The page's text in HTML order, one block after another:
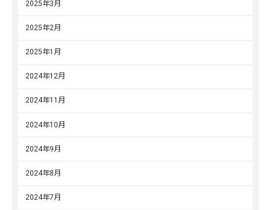
2025年3月
2025年2月
2025年1月
2024年12月
2024年11月
2024年10月
2024年9月
2024年8月
2024年7月